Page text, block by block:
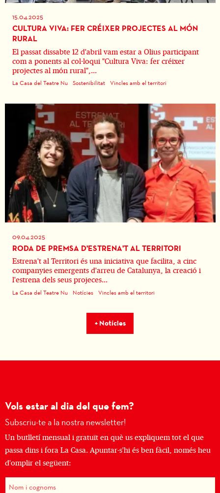
15.04.2025
CULTURA VIVA: FER CRÉIXER PROJECTES AL MÓN
RURAL
El passat dissabte 12 d'abril vam estar a Olius participant
com a ponents al col·loqui "Cultura Viva: fer créixer
projectes al món rural",...
La Casa del Teatre Nu Sostenibilitat Vincles amb el territori
09.04.2025
RODA DE PREMSA D'ESTRENA'T AL TERRITORI
Estrena't al Territori és una iniciativa que facilita, a cinc
companyies emergents d'arreu de Catalunya, la creació i
l'estrena dels seus projeces...
La Casa del Teatre Nu Notícies Vincles amb el territori
+ Notícies
Vols estar al dia del que fem?
Subscriu-te a la nostra newsletter!
Un butlletí mensual i gratuït en què us expliquem tot el que
passa dins i fora La Casa. Apuntar-s'hi és ben fàcil, només heu
d'omplir el següent: